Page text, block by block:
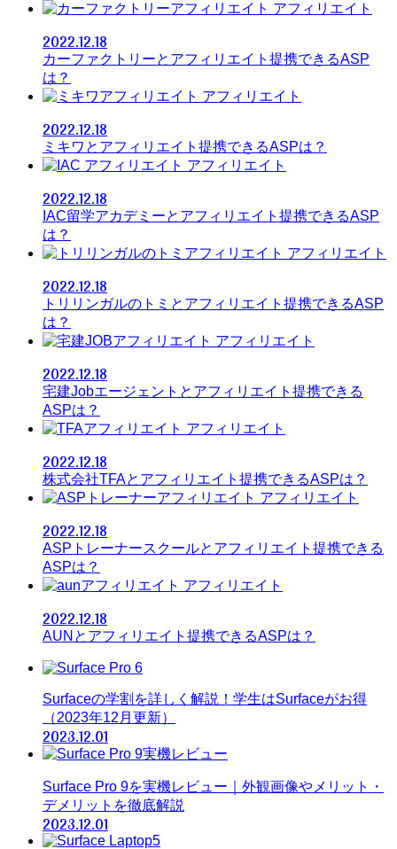
アフィリエイト
2022.12.18
カーファクトリーとアフィリエイト提携できるASP
は？
アフィリエイト
2022.12.18
ミキワとアフィリエイト提携できるASPは？
アフィリエイト
2022.12.18
IAC留学アカデミーとアフィリエイト提携できるASP
は？
アフィリエイト
2022.12.18
トリリンガルのトミとアフィリエイト提携できるASP
は？
アフィリエイト
2022.12.18
宅建Jobエージェントとアフィリエイト提携できる
ASPは？
アフィリエイト
2022.12.18
株式会社TFAとアフィリエイト提携できるASPは？
アフィリエイト
2022.12.18
ASPトレーナースクールとアフィリエイト提携できる
ASPは？
アフィリエイト
2022.12.18
AUNとアフィリエイト提携できるASPは？
Surfaceの学割を詳しく解説！学生はSurfaceがお得
（2023年12月更新）
2023.12.01
Surface Pro 9を実機レビュー｜外観画像やメリット・
デメリットを徹底解説
2023.12.01